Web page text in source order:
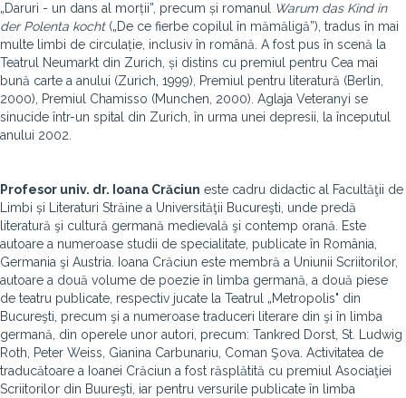
„Daruri - un dans al morții”, precum și romanul
Warum das Kind in
der Polenta kocht(„De ce fierbe copilul în mămăligă”), tradus în mai
multe limbi de circulație, inclusiv în română. A fost pus în scenă la
Teatrul Neumarkt din Zurich, și distins cu premiul pentru Cea mai
bună carte a anului (Zurich, 1999), Premiul pentru literatură (Berlin,
2000), Premiul Chamisso (Munchen, 2000). Aglaja Veteranyi se
sinucide într-un spital din Zurich, în urma unei depresii, la începutul
anului 2002.
Profesor univ. dr. Ioana Crăciun este cadru didactic al Facultăţii de
Limbi și Literaturi Străine a Universităţii Bucureşti, unde predă
literatură şi cultură germană medievală şi contemp orană.
Este
autoare a numeroase studii de specialitate, publicate în România,
Germania şi Austria
Ioana Crăciun este membră a Uniunii Scriitorilor,
autoare a două volume de poezie în limba germană, a două piese
de teatru publicate respectiv jucate la Teatrul „Metropolis" din
Bucureşti, precum şi a numeroase traduceri literare din şi în limba
germană, din operele unor autori, precum: Tankred Dorst, St. Ludwig
Roth, Peter Weiss, Gianina Carbunariu, Coman Şova. Activitatea de
traducătoare a Ioanei Crăciun a fost răsplătită cu premiul Asociaţiei
Scriitorilor din Buureşti, iar pentru versurile publicate în limba